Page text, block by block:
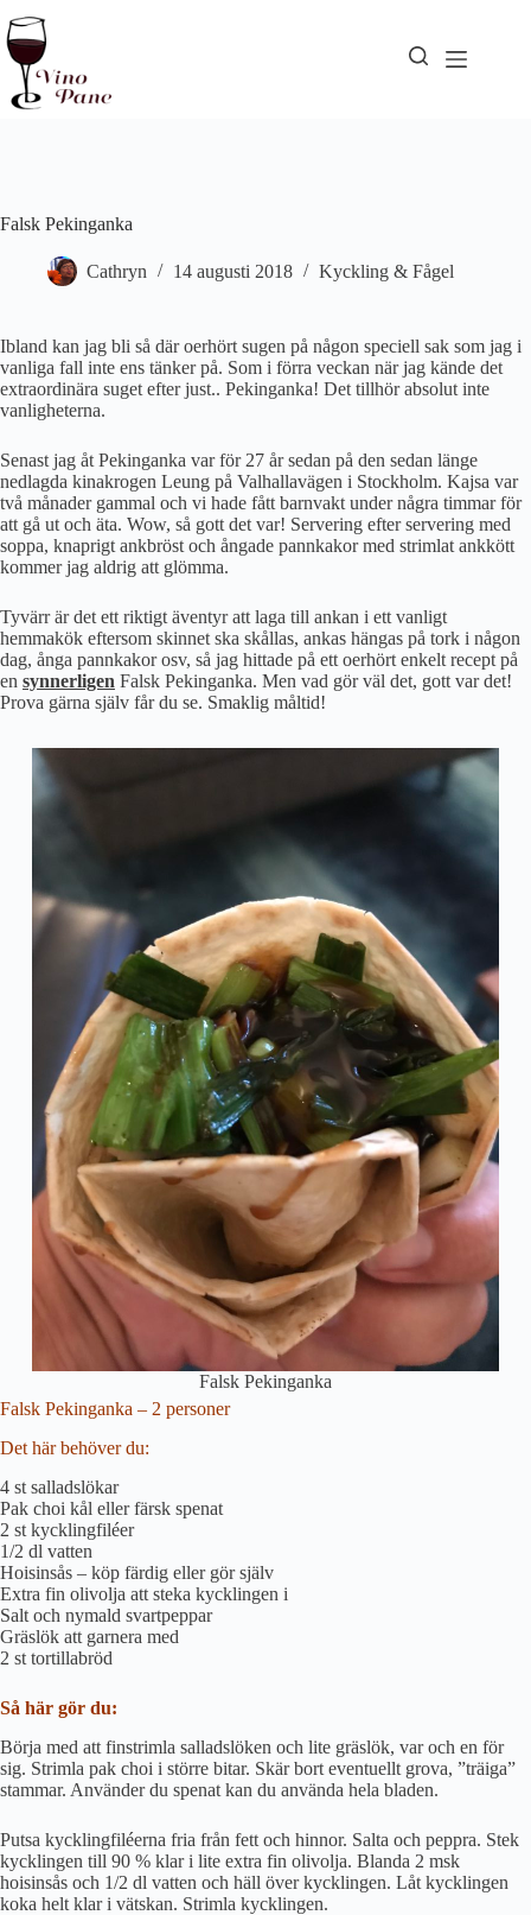
till
innehåll
Falsk Pekinganka
Cathryn 14 augusti 2018 Kyckling & Fågel
Ibland kan jag bli så där oerhört sugen på någon speciell sak som jag i
vanliga fall inte ens tänker på. Som i förra veckan när jag kände det
extraordinära suget efter just.. Pekinganka! Det tillhör absolut inte
vanligheterna.
Senast jag åt Pekinganka var för 27 år sedan på den sedan länge
nedlagda kinakrogen Leung på Valhallavägen i Stockholm. Kajsa var
två månader gammal och vi hade fått barnvakt under några timmar för
att gå ut och äta. Wow, så gott det var! Servering efter servering med
soppa, knaprigt ankbröst och ångade pannkakor med strimlat ankkött
kommer jag aldrig att glömma.
Tyvärr är det ett riktigt äventyr att laga till ankan i ett vanligt
hemmakök eftersom skinnet ska skållas, ankas hängas på tork i någon
dag, ånga pannkakor osv, så jag hittade på ett oerhört enkelt recept på
en synnerligen Falsk Pekinganka. Men vad gör väl det, gott var det!
Prova gärna själv får du se. Smaklig måltid!
Falsk Pekinganka
Falsk Pekinganka – 2 personer
Det här behöver du:
4 st salladslökar
Pak choi kål eller färsk spenat
2 st kycklingfiléer
1/2 dl vatten
Hoisinsås – köp färdig eller gör själv
Extra fin olivolja att steka kycklingen i
Salt och nymald svartpeppar
Gräslök att garnera med
2 st tortillabröd
Så här gör du:
Börja med att finstrimla salladslöken och lite gräslök, var och en för
sig. Strimla pak choi i större bitar. Skär bort eventuellt grova, ”träiga”
stammar. Använder du spenat kan du använda hela bladen.
Putsa kycklingfiléerna fria från fett och hinnor. Salta och peppra. Stek
kycklingen till 90 % klar i lite extra fin olivolja. Blanda 2 msk
hoisinsås och 1/2 dl vatten och häll över kycklingen. Låt kycklingen
koka helt klar i vätskan. Strimla kycklingen.